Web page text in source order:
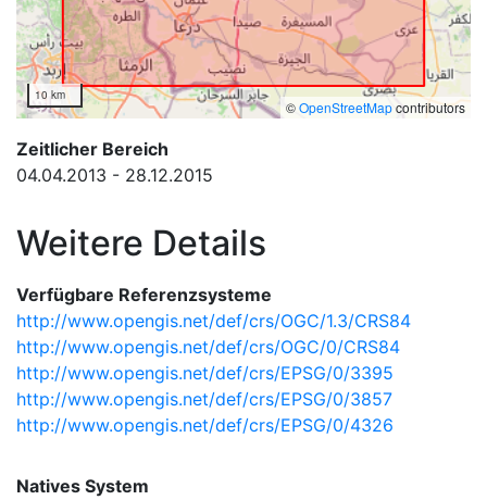
10 km
©OpenStreetMapcontributors
Zeitlicher Bereich
04.04.2013 - 28.12.2015
Weitere Details
Verfügbare Referenzsysteme
http://www.opengis.net/def/crs/OGC/1.3/CRS84
http://www.opengis.net/def/crs/OGC/0/CRS84
http://www.opengis.net/def/crs/EPSG/0/3395
http://www.opengis.net/def/crs/EPSG/0/3857
http://www.opengis.net/def/crs/EPSG/0/4326
Natives System